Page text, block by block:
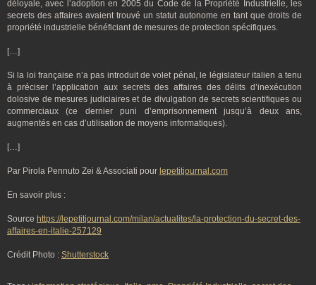
déloyale, avec l’adoption en 2005 du Code de la Propriété Industrielle, les
secrets des affaires avaient trouvé un statut autonome en tant que droits de
propriété industrielle bénéficiant de mesures de protection spécifiques.
[…]
Si la loi française n’a pas introduit de volet pénal, le législateur italien a tenu
à préciser l’application aux secrets des affaires des délits d’inexécution
dolosive de mesures judiciaires et de divulgation de secrets scientifiques ou
commerciaux (ce dernier puni d’emprisonnement jusqu’à deux ans,
augmentés en cas d’utilisation de moyens informatiques).
[…]
Par Pirola Pennuto Zei & Associati pour lepetitjournal.com
En savoir plus :
Source https://lepetitjournal.com/milan/actualites/la-protection-du-secret-des-
affaires-en-italie-257129
Crédit Photo : Shutterstock